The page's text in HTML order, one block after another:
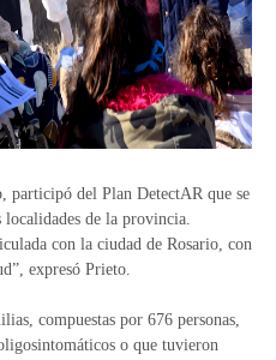
participó del Plan DetectAR que se
localidades de la provincia.
con la ciudad de Rosario, con
expresó Prieto.
compuestas por 676 personas,
o que tuvieron